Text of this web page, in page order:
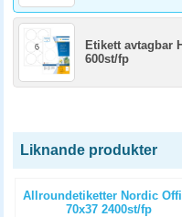
Etikett avtagbar
600st/fp
Liknande produkter
Allroundetiketter Nordic
70x37 2400st/fp